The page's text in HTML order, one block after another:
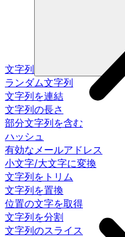
文字列
ランダム文字列
文字列を連結
文字列の長さ
部分文字列を含む
ハッシュ
有効なメールアドレス
小文字/大文字に変換
文字列をトリム
文字列を置換
位置の文字を取得
文字列を分割
文字列のスライス